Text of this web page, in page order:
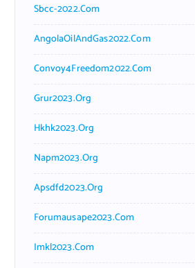
Sbcc-2022.com
AngolaOilAndGas2022.com
Convoy4Freedom2022.com
Grur2023.org
Hkhk2023.org
Napm2023.org
Apsdfd2023.org
Forumausape2023.com
Imkl2023.com